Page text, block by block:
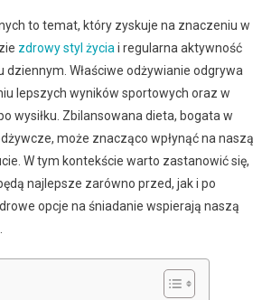
to temat, który zyskuje na znaczeniu w
zdrowy styl życia i regularna aktywność
Właściwe odżywianie odgrywa
lepszych wyników sportowych oraz w
wysiłku. Zbilansowana dieta, bogata w
może znacząco wpłynąć na naszą
W tym kontekście warto zastanowić się,
najlepsze zarówno przed, jak i po
opcje na śniadanie wspierają naszą